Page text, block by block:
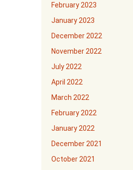
February 2023
January 2023
December 2022
November 2022
July 2022
April 2022
March 2022
February 2022
January 2022
December 2021
October 2021